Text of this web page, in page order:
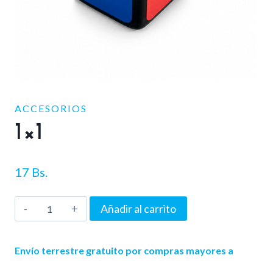
ACCESORIOS
1×1
17 Bs.
1x1
cantidad
Añadir al carrito
Envío terrestre gratuito por compras mayores a